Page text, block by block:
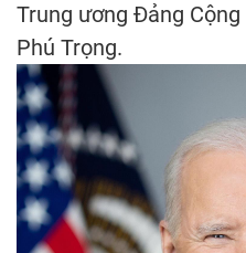
Trung ương Đảng
Phú Trọng.